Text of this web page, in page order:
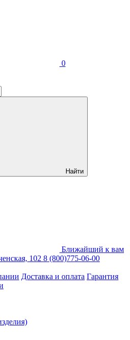
0
Найти
Ближайший к вам
102 8 (800)775-06-00
Доставка и оплата Гарантия